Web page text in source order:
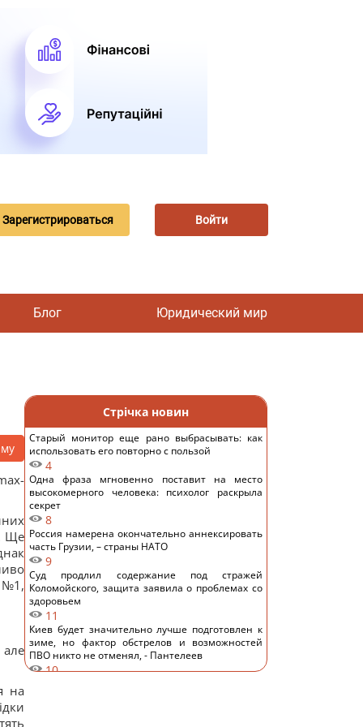
Зарегистрироваться Войти
Блог Юридический мир
Ще
№1,
на
Стрічка новин
Старый монитор еще рано выбрасывать: как
использовать его повторно с пользой
4
Одна фраза мгновенно поставит на место
высокомерного человека: психолог раскрыла
секрет
8
Россия намерена окончательно аннексировать
часть Грузии, – страны НАТО
9
Суд продлил содержание под стражей
Коломойского, защита заявила о проблемах со
здоровьем
11
Киев будет значительно лучше подготовлен к
зиме, но фактор обстрелов и возможностей
ПВО никто не отменял, - Пантелеев
10